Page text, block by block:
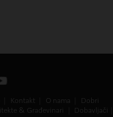
Kontakt O nama
Dobri
& Građevinari Dobavljači